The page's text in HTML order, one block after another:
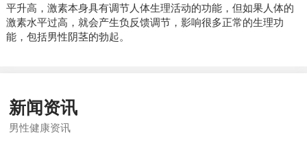
平升高，激素本身具有调节人体生理活动的功能，但如果人体的
激素水平过高，就会产生负反馈调节，影响很多正常的生理功
能，包括男性阴茎的勃起。
新闻资讯
男性健康资讯